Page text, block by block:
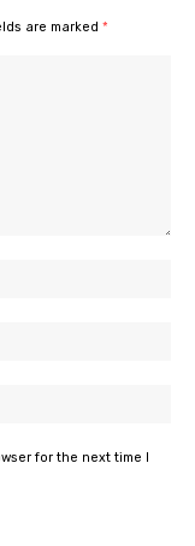
are marked *
for the next time I